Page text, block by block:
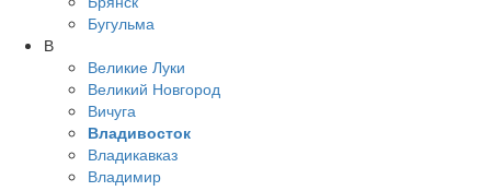
Бугульма
В
Великие Луки
Великий Новгород
Вичуга
Владивосток
Владикавказ
Владимир